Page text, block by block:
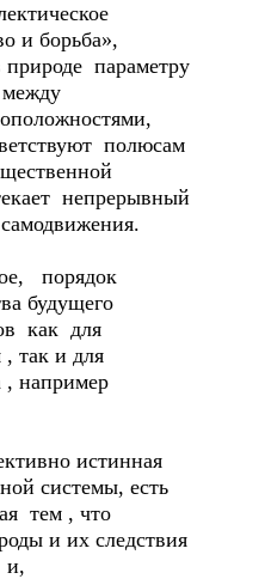
и борьба»,
природе параметру
полюсам
непрерывный
порядок
будущего
как для
так и для
, например
истинная
системы, есть
тем , что
и их следствия
и,